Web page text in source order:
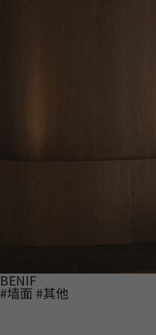
BENIF
#墙面 #其他